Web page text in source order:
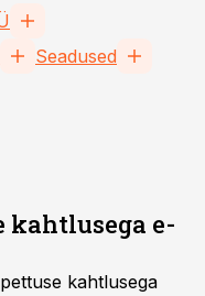
Seadused
kahtlusega e-
kahtlusega